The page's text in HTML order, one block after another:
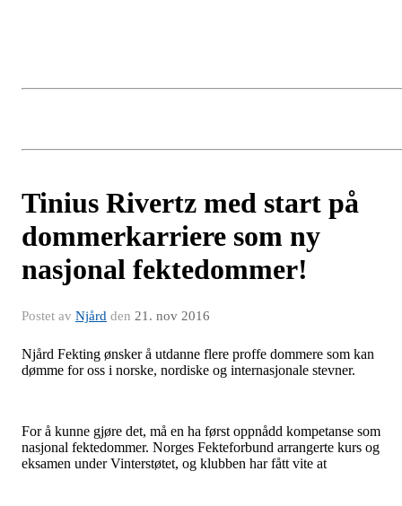
Tinius Rivertz med start på
dommerkarriere som ny
nasjonal fektedommer!
Postet av Njård den 21. nov 2016
Njård Fekting ønsker å utdanne flere proffe dommere som kan
dømme for oss i norske, nordiske og internasjonale stevner.
For å kunne gjøre det, må en ha først oppnådd kompetanse som
nasjonal fektedommer. Norges Fekteforbund arrangerte kurs og
eksamen under Vinterstøtet, og klubben har fått vite at